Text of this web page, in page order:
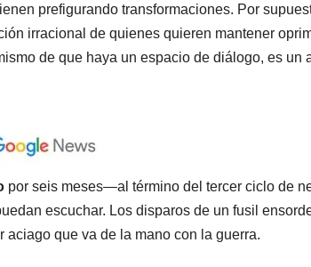
prefigurando transformaciones. Por
irracional de quienes quieren mantener
de que haya un espacio de diálogo, es un
por seis meses—al término del tercer ciclo de
escuchar. Los disparos de un fusil
aciago que va de la mano con la guerra.